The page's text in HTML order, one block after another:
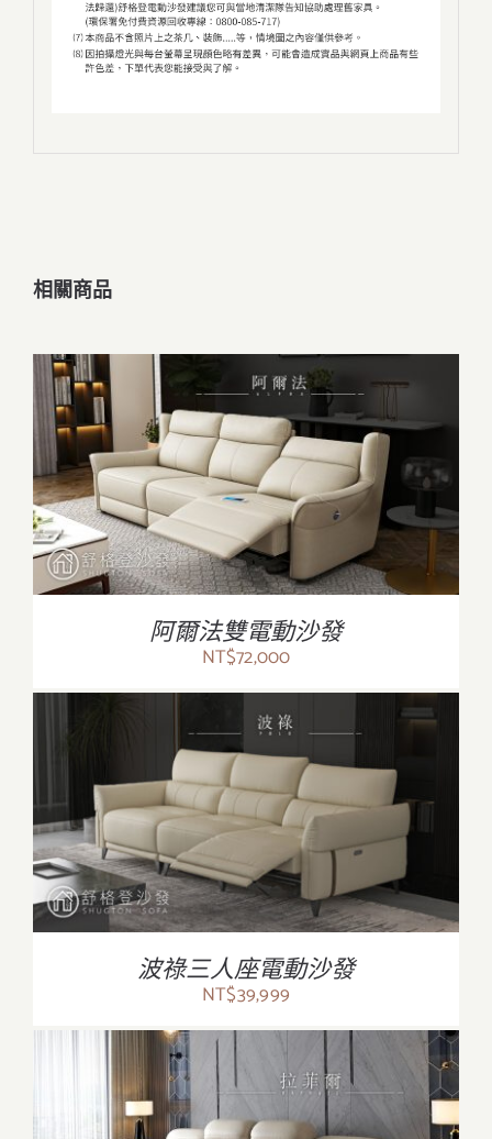
相關商品
/ 詳情
阿爾法雙電動沙發
NT$72,000
/ 詳情
波祿三人座電動沙發
NT$39,999